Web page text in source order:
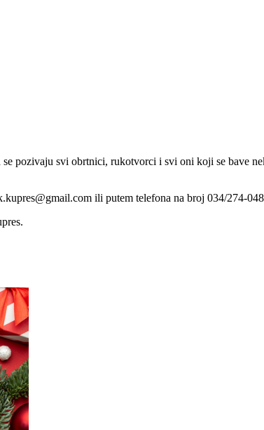
pozivaju svi obrtnici, rukotvorci i svi oni koji se bave
ili putem telefona na broj 034/274-